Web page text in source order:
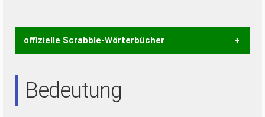
offizielle Scrabble-Wörterbücher
Wortanalyse-Algorithmus gute Anhaltspunkte zu
Wortbedeutung, Worttrennung und Wortform, um die
Bedeutung